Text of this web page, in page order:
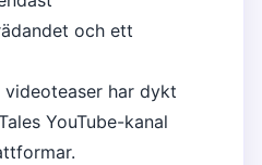
och ett
har dykt
YouTube-kanal